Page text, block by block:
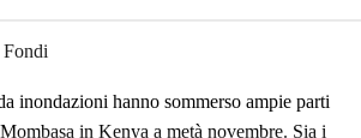
Fondi
inondazioni hanno sommerso ampie parti
in Kenya a metà novembre. Sia i